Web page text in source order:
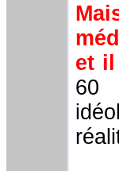
et
60